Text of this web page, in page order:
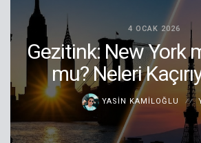
4 OCAK 2026
Gezitink: New York
mu? Neleri
YASIN KAMILOĞLU